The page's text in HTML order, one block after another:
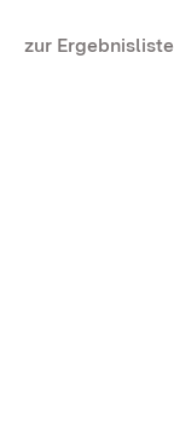
zur Ergebnisliste